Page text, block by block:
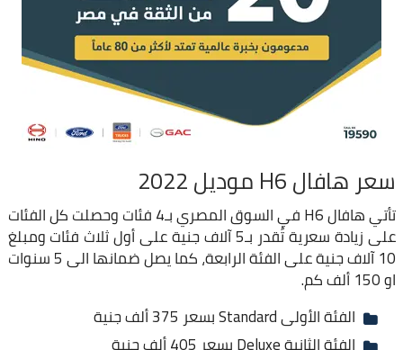
سعر هافال H6 موديل 2022
تأتي هافال H6 في السوق المصري بـ4 فئات وحصلت كل الفئات
على زيادة سعرية تُقدر بـ5 آلاف جنية على أول ثلاث فئات ومبلغ
10 آلاف جنية على الفئة الرابعة، كما يصل ضمانها الى 5 سنوات
او 150 ألف كم.
الفئة الأولى Standard بسعر 375 ألف جنية
الفئة الثانية Deluxe بسعر 405 ألف جنية